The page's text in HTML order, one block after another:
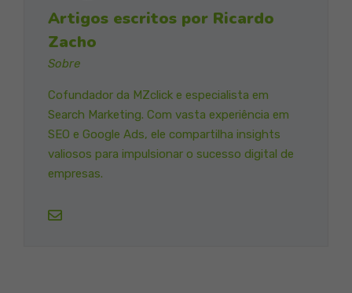
Artigos escritos por Ricardo
Zacho
Sobre
Cofundador da MZclick e especialista em
Search Marketing. Com vasta experiência em
SEO e Google Ads, ele compartilha insights
valiosos para impulsionar o sucesso digital de
empresas.